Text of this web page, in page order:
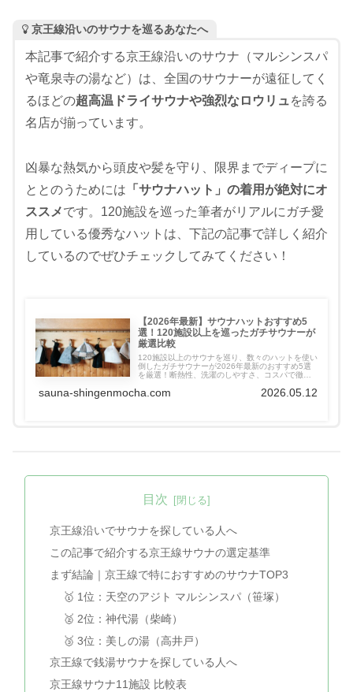
京王線沿いのサウナを巡るあなたへ
本記事で紹介する京王線沿いのサウナ（マルシンスパ
や竜泉寺の湯など）は、全国のサウナーが遠征してく
るほどの超高温ドライサウナや強烈なロウリュ を誇る
名店が揃っています。
凶暴な熱気から頭皮や髪を守り、限界までディープに
ととのうためには 「サウナハット」の着用が絶対にオ
ススメです。120施設を巡った筆者がリアルにガチ愛
用している優秀なハットは、下記の記事で詳しく紹介
しているのでぜひチェックしてみてください！
【2026年最新】サウナハットおすすめ5
選！120施設以上を巡ったガチサウナーが
厳選比較
120施設以上のサウナを巡り、数々のハットを使い
倒したガチサウナーが2026年最新のおすすめ5選
を厳選！断熱性、洗濯のしやすさ、コスパで徹底
い、本当に「ととのう」ための1枚が必ず見つかり
sauna-shingenmocha.com 2026.05.12
目次
京王線沿いでサウナを探している人へ
この記事で紹介する京王線サウナの選定基準
まず結論｜京王線で特におすすめのサウナTOP3
🥇 1位：天空のアジト マルシンスパ（笹塚）
🥈 2位：神代湯（柴崎）
🥉 3位：美しの湯（高井戸）
京王線で銭湯サウナを探している人へ
京王線サウナ11施設 比較表